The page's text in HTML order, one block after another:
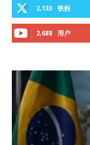
2,133 铁粉
2,688 用户